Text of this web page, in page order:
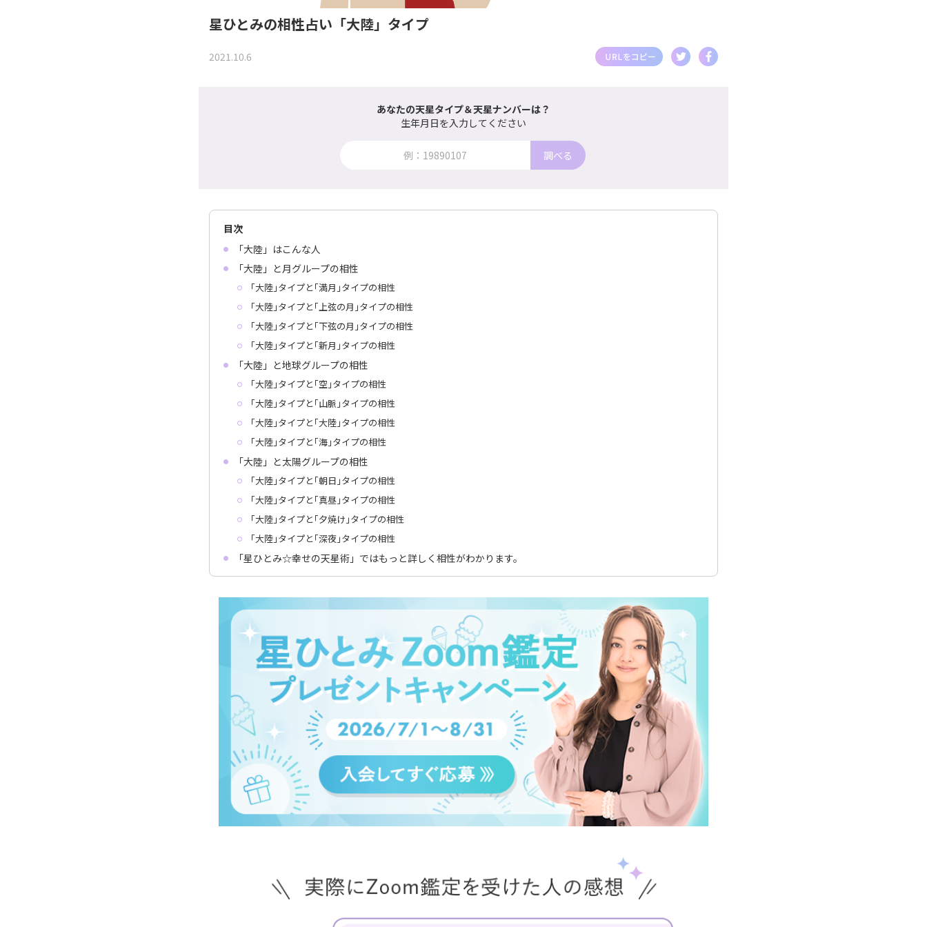
星ひとみの相性占い「大陸」タイプ
2021.10.6
あなたの天星タイプ＆天星ナンバーは？
生年月日を入力してください
調べる
目次
「大陸」はこんな人
「大陸」と月グループの相性
｢大陸｣タイプと｢満月｣タイプの相性
｢大陸｣タイプと｢上弦の月｣タイプの相性
｢大陸｣タイプと｢下弦の月｣タイプの相性
｢大陸｣タイプと｢新月｣タイプの相性
「大陸」と地球グループの相性
｢大陸｣タイプと｢空｣タイプの相性
｢大陸｣タイプと｢山脈｣タイプの相性
｢大陸｣タイプと｢大陸｣タイプの相性
｢大陸｣タイプと｢海｣タイプの相性
「大陸」と太陽グループの相性
｢大陸｣タイプと｢朝日｣タイプの相性
｢大陸｣タイプと｢真昼｣タイプの相性
｢大陸｣タイプと｢夕焼け｣タイプの相性
｢大陸｣タイプと｢深夜｣タイプの相性
「星ひとみ☆幸せの天星術」ではもっと詳しく相性がわかります。